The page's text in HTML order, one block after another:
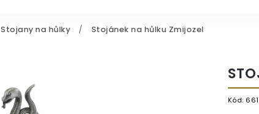
Stojany na hůlky / Stojánek na hůlku Zmijozel
Kód: